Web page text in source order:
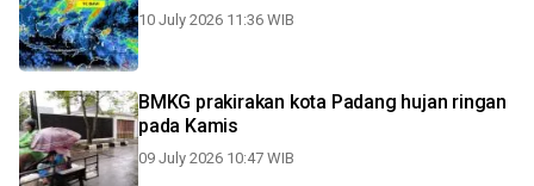
10 July 2026 11:36 WIB
BMKG prakirakan kota Padang hujan ringan
pada Kamis
09 July 2026 10:47 WIB